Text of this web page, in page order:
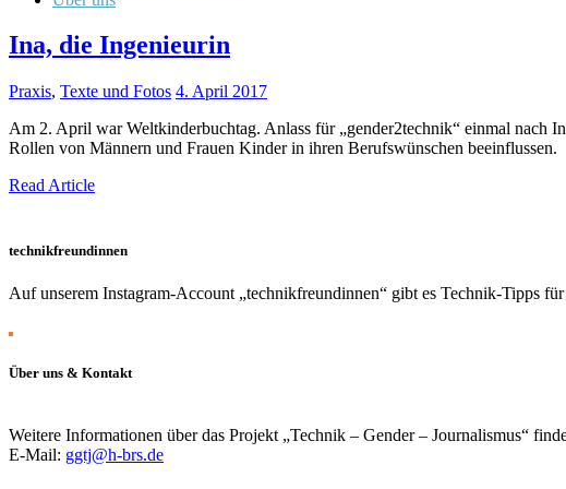
Ina, die Ingenieurin
Praxis, Texte und Fotos 4. April 2017
Am 2. April war Weltkinderbuchtag. Anlass für „gender2technik“ einmal nach
Rollen von Männern und Frauen Kinder in ihren Berufswünschen beeinflussen.
Read Article
technikfreundinnen
Auf unserem Instagram-Account „technikfreundinnen“ gibt es Technik-Tipps
Über uns & Kontakt
Weitere Informationen über das Projekt „Technik – Gender – Journalismus“
E-Mail: ggtj@h-brs.de